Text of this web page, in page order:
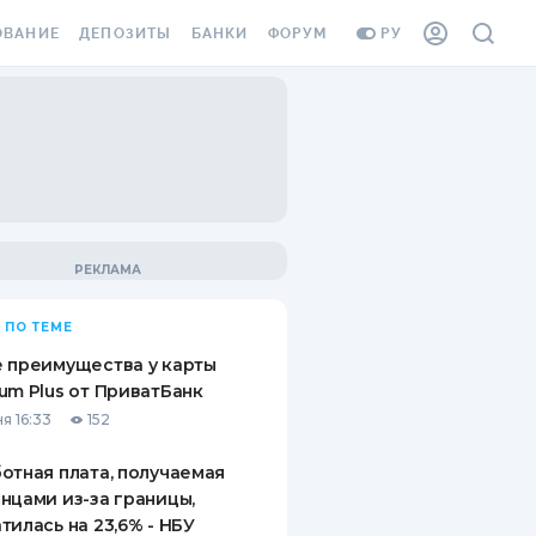
РУ
ВИНЬЕТКА
СОТРУДНИКОВ
ОТ
СЛУЧАЕВ
ДЕПОЗИТЫ
ВОПРОСЫ И ОТВЕТЫ
ПУТЕВОДИТЕЛИ ПО
БАНКИ ФОРУМ
ПО ТЕМЕ
преимущества у карты
Plus от ПриватБанк
16:33 152
плата, получаемая
из-за границы,
на 23,6% - НБУ